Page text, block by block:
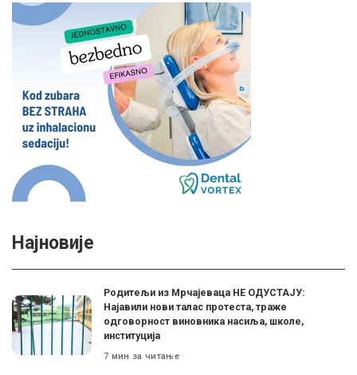
Најновије
Родитељи из Мрчајеваца НЕ ОДУСТАЈУ:
Најавили нови талас протеста, траже
одговорност виновника насиља, школе,
институција
7 мин за читање